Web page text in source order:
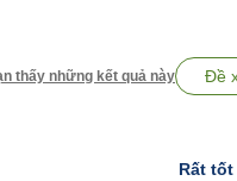
thấy những kết quả này Đề
Rất tốt